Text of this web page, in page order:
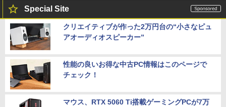
Special Site
クリエイティブが作った2万円台の“小さなピュ
アオーディオスピーカー”
性能の良いお得な中古PC情報はこのページで
チェック！
マウス、RTX 5060 Ti搭載ゲーミングPCが7万